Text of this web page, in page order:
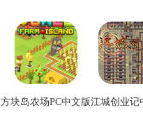
方块岛农场PC中文版江城创业记